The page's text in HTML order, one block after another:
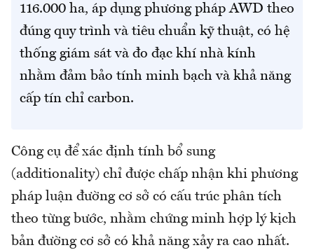
116.000 ha, áp dụng phương pháp AWD theo
đúng quy trình và tiêu chuẩn kỹ thuật, có hệ
thống giám sát và đo đạc khí nhà kính
nhằm đảm bảo tính minh bạch và khả năng
cấp tín chỉ carbon.
Công cụ để xác định tính bổ sung
(additionality) chỉ được chấp nhận khi phương
pháp luận đường cơ sở có cấu trúc phân tích
theo từng bước, nhằm chứng minh hợp lý kịch
bản đường cơ sở có khả năng xảy ra cao nhất.